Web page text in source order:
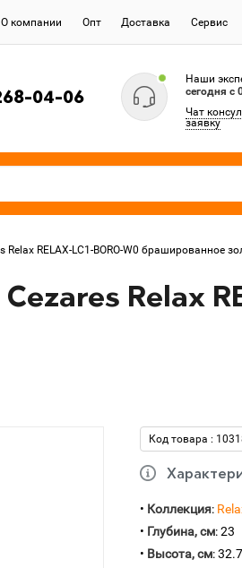
О компании Опт Доставка Сервис
04-06
Наши
сегодня c
Чат
заявку
RELAX-LC1-BORO-W0 брашированное
Relax
Код товара :
• Коллекция:
• Глубина, см: 23
• Высота, см: 32.7